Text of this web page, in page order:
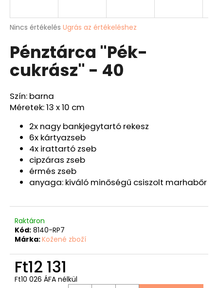
A
átlagos
értékelése
ből
csillag.
Nincs értékelés Ugrás az értékeléshez
Pénztárca "Pék-
cukrász" - 40
Szín: barna
Méretek: 13 x 10 cm
2x nagy bankjegytartó rekesz
6x kártyazseb
4x irattartó zseb
cipzáras zseb
érmés zseb
anyaga: kiváló minőségű csiszolt marhabőr
Raktáron
Kód: 8140-RP7
Márka:Kožené zboží
Ft12 131
Ft10 026 ÁFA nélkül
A
á
n
l
u
k
BŐRÖV
"PONTY"
Ft9
526